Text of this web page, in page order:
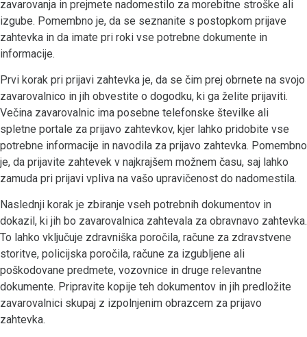
zavarovanja in prejmete nadomestilo za morebitne stroške ali
izgube. Pomembno je, da se seznanite s postopkom prijave
zahtevka in da imate pri roki vse potrebne dokumente in
informacije.
Prvi korak pri prijavi zahtevka je, da se čim prej obrnete na svojo
zavarovalnico in jih obvestite o dogodku, ki ga želite prijaviti.
Večina zavarovalnic ima posebne telefonske številke ali
spletne portale za prijavo zahtevkov, kjer lahko pridobite vse
potrebne informacije in navodila za prijavo zahtevka. Pomembno
je, da prijavite zahtevek v najkrajšem možnem času, saj lahko
zamuda pri prijavi vpliva na vašo upravičenost do nadomestila.
Naslednji korak je zbiranje vseh potrebnih dokumentov in
dokazil, ki jih bo zavarovalnica zahtevala za obravnavo zahtevka.
To lahko vključuje zdravniška poročila, račune za zdravstvene
storitve, policijska poročila, račune za izgubljene ali
poškodovane predmete, vozovnice in druge relevantne
dokumente. Pripravite kopije teh dokumentov in jih predložite
zavarovalnici skupaj z izpolnjenim obrazcem za prijavo
zahtevka.